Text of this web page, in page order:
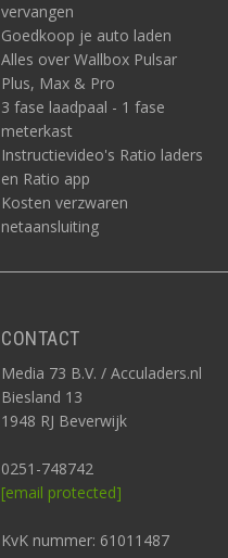
vervangen
Goedkoop je auto laden
Alles over Wallbox Pulsar
Plus, Max & Pro
3 fase laadpaal - 1 fase
meterkast
Instructievideo's Ratio laders
en Ratio app
Kosten verzwaren
netaansluiting
CONTACT
Media 73 B.V. / Acculaders.nl
Biesland 13
1948 RJ Beverwijk
0251-748742
[email protected]
KvK nummer: 61011487